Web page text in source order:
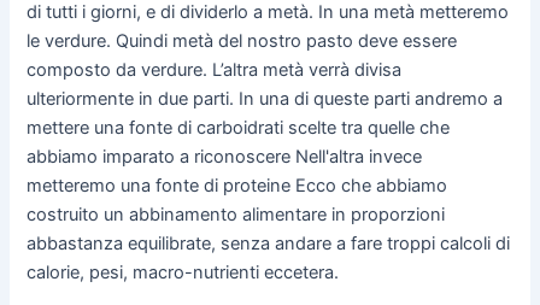
di tutti i giorni, e di dividerlo a metà. In una metà metteremo
le verdure. Quindi metà del nostro pasto deve essere
composto da verdure. L’altra metà verrà divisa
ulteriormente in due parti. In una di queste parti andremo a
mettere una fonte di carboidrati scelte tra quelle che
abbiamo imparato a riconoscere Nell'altra invece
metteremo una fonte di proteine Ecco che abbiamo
costruito un abbinamento alimentare in proporzioni
abbastanza equilibrate, senza andare a fare troppi calcoli di
calorie, pesi, macro-nutrienti eccetera.